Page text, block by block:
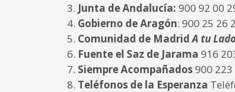
Junta de Andalucía: 900 92 00
Gobierno de Aragón: 900 25 26
Comunidad de Madrid A tu
Fuente el Saz de Jarama 916
Siempre Acompañados900 223
Teléfonos de la Esperanza